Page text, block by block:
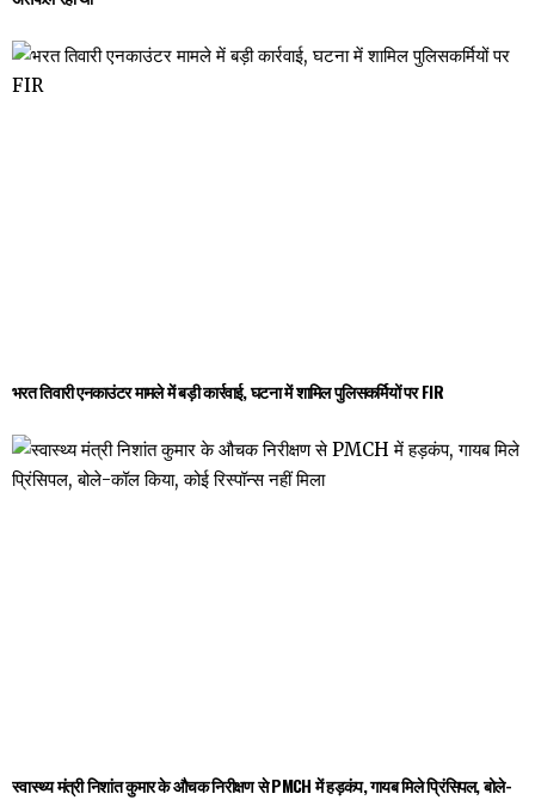
भरत तिवारी एनकाउंटर मामले में बड़ी कार्रवाई, घटना में शामिल पुलिसकर्मियों पर FIR
स्वास्थ्य मंत्री निशांत कुमार के औचक निरीक्षण से PMCH में हड़कंप, गायब मिले प्रिंसिपल, बोले-